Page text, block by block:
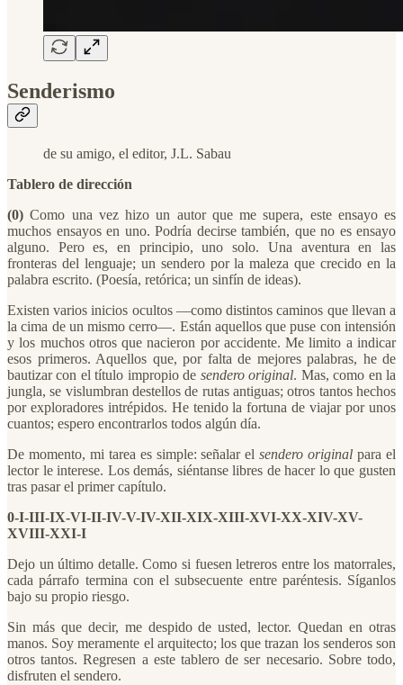
Senderismo
de su amigo, el editor, J.L. Sabau
Tablero de dirección
(0) Como una vez hizo un autor que me supera, este ensayo es
muchos ensayos en uno. Podría decirse también, que no es ensayo
alguno. Pero es, en principio, uno solo. Una aventura en las
fronteras del lenguaje; un sendero por la maleza que crecido en la
palabra escrito. (Poesía, retórica; un sinfín de ideas).
Existen varios inicios ocultos —como distintos caminos que llevan a
la cima de un mismo cerro—. Están aquellos que puse con intensión
y los muchos otros que nacieron por accidente. Me limito a indicar
esos primeros. Aquellos que, por falta de mejores palabras, he de
bautizar con el título impropio de sendero original. Mas, como en la
jungla, se vislumbran destellos de rutas antiguas; otros tantos hechos
por exploradores intrépidos. He tenido la fortuna de viajar por unos
cuantos; espero encontrarlos todos algún día.
De momento, mi tarea es simple: señalar elsendero original para el
lector le interese. Los demás, siéntanse libres de hacer lo que gusten
tras pasar el primer capítulo.
0-I-III-IX-VI-II-IV-V-IV-XII-XIX-XIII-XVI-XX-XIV-XV-
XVIII-XXI-I
Dejo un último detalle. Como si fuesen letreros entre los matorrales,
cada párrafo termina con el subsecuente entre paréntesis. Síganlos
bajo su propio riesgo.
Sin más que decir, me despido de usted, lector. Quedan en otras
manos. Soy meramente el arquitecto; los que trazan los senderos son
otros tantos. Regresen a este tablero de ser necesario. Sobre todo,
disfruten el sendero.